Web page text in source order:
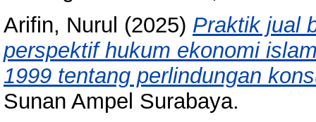
Arifin, Nurul (2025) Praktik jual
perspektif hukum ekonomi
1999 tentang perlindungan
Sunan Ampel Surabaya.